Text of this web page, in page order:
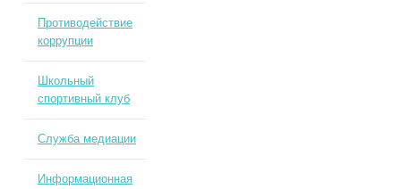
Противодействие
коррупции
Школьный
спортивный клуб
Служба медиации
Информационная